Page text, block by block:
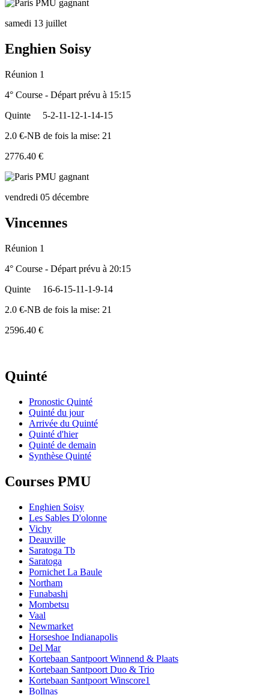
samedi 13 juillet
Enghien Soisy
Réunion 1
4° Course - Départ prévu à 15:15
Quinte
5-2-11-12-1-14-15
2.0 €-NB de fois la mise: 21
2776.40 €
vendredi 05 décembre
Vincennes
Réunion 1
4° Course - Départ prévu à 20:15
Quinte
16-6-15-11-1-9-14
2.0 €-NB de fois la mise: 21
2596.40 €
Quinté
Pronostic Quinté
Quinté du jour
Arrivée du Quinté
Quinté d'hier
Quinté de demain
Synthèse Quinté
Courses PMU
Enghien Soisy
Les Sables D'olonne
Vichy
Deauville
Saratoga Tb
Saratoga
Pornichet La Baule
Northam
Funabashi
Mombetsu
Vaal
Newmarket
Horseshoe Indianapolis
Del Mar
Kortebaan Santpoort Winnend & Plaats
Kortebaan Santpoort Duo & Trio
Kortebaan Santpoort Winscore1
Bollnas